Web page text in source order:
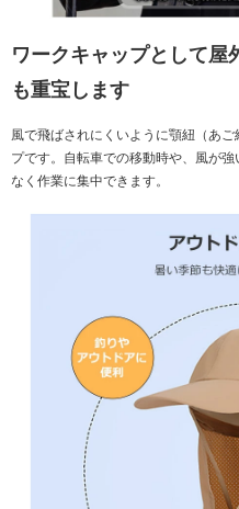
ワークキャップとして屋
も重宝します
風で飛ばされにくいように顎紐（あ
プです。自転車での移動時や、風が
なく作業に集中できます。